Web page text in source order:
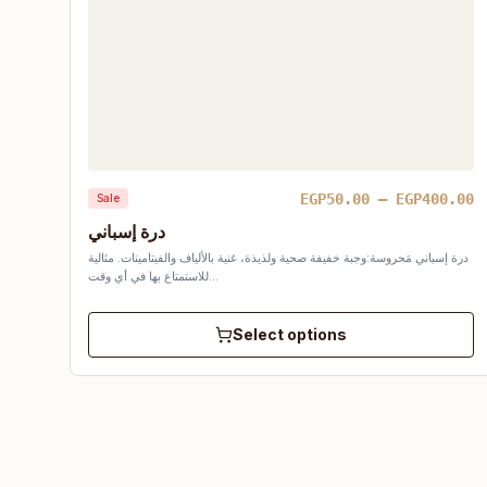
Sale EGP50.00 – EGP400.00
درة إسباني
درة إسباني مَحروسة:وجبة خفيفة صحية ولذيذة، غنية بالألياف والفيتامينات. مثالية
للاستمتاع بها في أي وقت…
Select options